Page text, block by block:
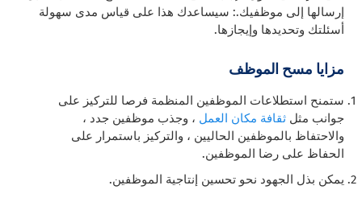
إرسالها إلى موظفيك.: سيساعدك هذا على قياس مدى سهولة
أسئلتك وتحديدها وإيجازها.
مزايا مسح الموظف
ستمنح استطلاعات الموظفين المنظمة فرصا للتركيز على
جوانب مثلثقافة مكان العمل ، وجذب موظفين جدد ،
والاحتفاظ بالموظفين الحاليين ، والتركيز باستمرار على
الحفاظ على رضا الموظفين.
يمكن بذل الجهود نحو تحسين إنتاجية الموظفين.